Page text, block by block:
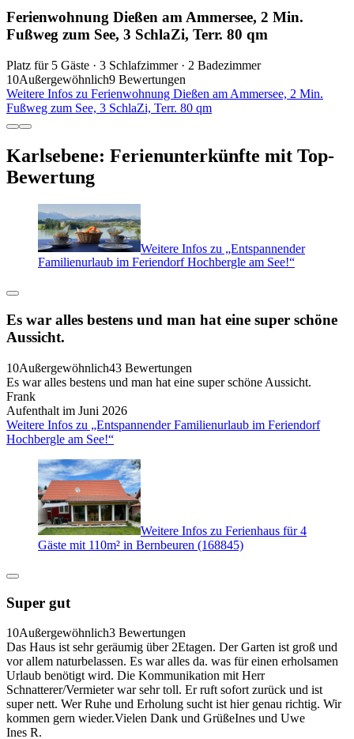
Ferienwohnung Dießen am Ammersee, 2 Min.
Fußweg zum See, 3 SchlaZi, Terr. 80 qm
Platz für 5 Gäste · 3 Schlafzimmer · 2 Badezimmer
10Außergewöhnlich9 Bewertungen
Weitere Infos zu Ferienwohnung Dießen am Ammersee, 2 Min.
Fußweg zum See, 3 SchlaZi, Terr. 80 qm
Karlsebene: Ferienunterkünfte mit Top-
Bewertung
Weitere Infos zu „Entspannender
Familienurlaub im Feriendorf Hochbergle am See!“
Es war alles bestens und man hat eine super schöne
Aussicht.
10Außergewöhnlich43 Bewertungen
Es war alles bestens und man hat eine super schöne Aussicht.
Frank
Aufenthalt im Juni 2026
Weitere Infos zu „Entspannender Familienurlaub im Feriendorf
Hochbergle am See!“
Weitere Infos zu Ferienhaus für 4
Gäste mit 110m² in Bernbeuren (168845)
Super gut
10Außergewöhnlich3 Bewertungen
Das Haus ist sehr geräumig über 2Etagen. Der Garten ist groß und
vor allem naturbelassen. Es war alles da. was für einen erholsamen
Urlaub benötigt wird. Die Kommunikation mit Herr
Schnatterer/Vermieter war sehr toll. Er ruft sofort zurück und ist
super nett. Wer Ruhe und Erholung sucht ist hier genau richtig. Wir
kommen gern wieder.Vielen Dank und GrüßeInes und Uwe
Ines R.